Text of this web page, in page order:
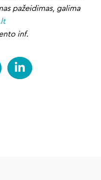
pažeidimas, galima
inf.